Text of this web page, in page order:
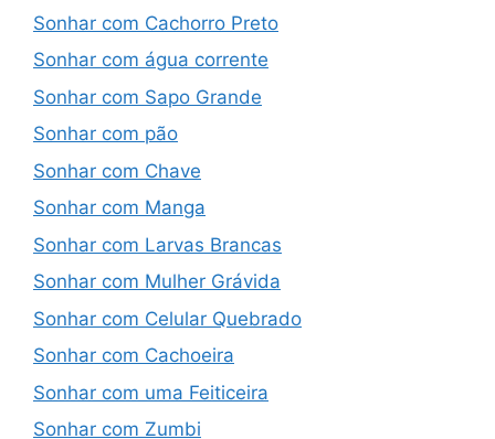
Sonhar com Cachorro Preto
Sonhar com água corrente
Sonhar com Sapo Grande
Sonhar com pão
Sonhar com Chave
Sonhar com Manga
Sonhar com Larvas Brancas
Sonhar com Mulher Grávida
Sonhar com Celular Quebrado
Sonhar com Cachoeira
Sonhar com uma Feiticeira
Sonhar com Zumbi